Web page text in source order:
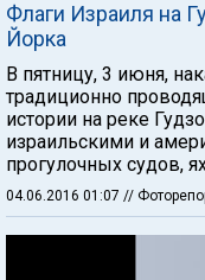
Флаги Израиля на
Йорка
В пятницу, 3 июня,
традиционно
истории на реке
израильскими и
прогулочных судов,
04.06.2016 01:07 //